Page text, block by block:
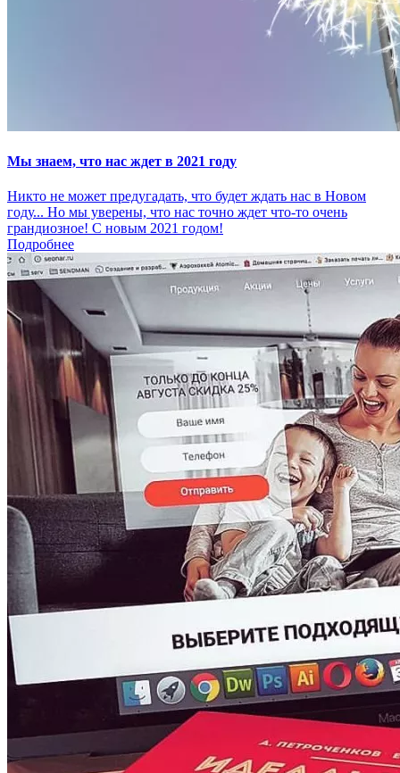
Мы знаем, что нас ждет в 2021 году
Никто не может предугадать, что будет ждать нас в Новом
году... Но мы уверены, что нас точно ждет что-то очень
грандиозное! С новым 2021 годом!
Подробнее